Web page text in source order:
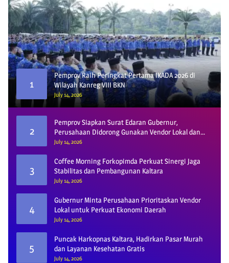
1
Pemprov Raih Peringkat Pertama IKADA 2026 di
Wilayah Kanreg VIII BKN
July 14, 2026
2
Pemprov Siapkan Surat Edaran Gubernur,
Perusahaan Didorong Gunakan Vendor Lokal dan
Pelat KU
July 14, 2026
3
Coffee Morning Forkopimda Perkuat Sinergi Jaga
Stabilitas dan Pembangunan Kaltara
July 14, 2026
4
Gubernur Minta Perusahaan Prioritaskan Vendor
Lokal untuk Perkuat Ekonomi Daerah
July 14, 2026
5
Puncak Harkopnas Kaltara, Hadirkan Pasar Murah
dan Layanan Kesehatan Gratis
July 14, 2026